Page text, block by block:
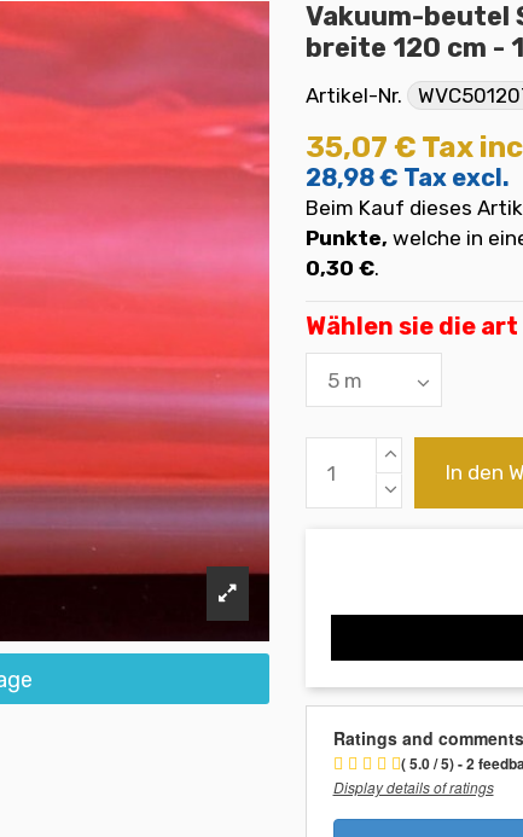
Vakuum-beutel
breite 120 cm -
Artikel-Nr.
35,07 € Tax
28,98 € Tax excl.
Beim Kauf dieses
Punkte, welche in
0,30 €.
Wählen sie die
In den
Ratings and
( 5.0 / 5) - 2
Display details of ratings